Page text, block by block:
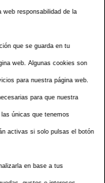
web responsabilidad de la
que se guarda en tu
web. Algunas cookies son
para nuestra página web.
para que nuestra
únicas que tenemos
activas si solo pulsas el botón
en base a tus